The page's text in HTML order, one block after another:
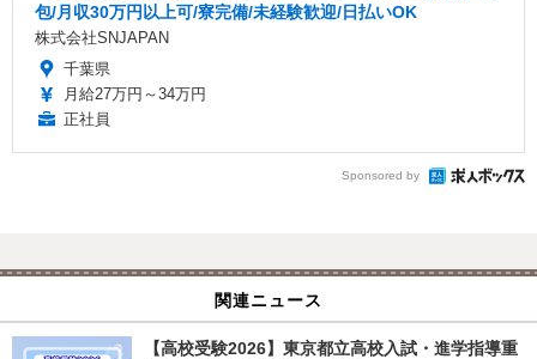
包/月収30万円以上可/寮完備/未経験歓迎/日払いOK
株式会社SNJAPAN
千葉県
月給27万円～34万円
正社員
Sponsored by
関連ニュース
【高校受験2026】東京都立高校入試・進学指導重